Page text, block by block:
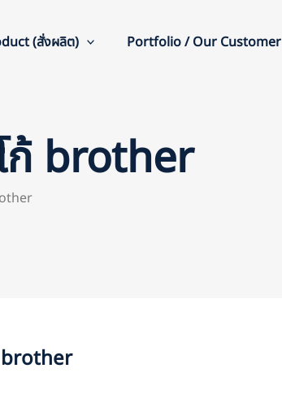
(สั่งผลิต) Portfolio / Our Customer
ก้ brother
brother